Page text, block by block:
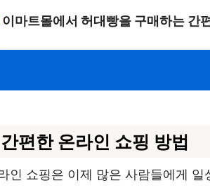
이마트몰에서 허대빵을 구매하는 간
간편한 온라인 쇼핑 방법
인 쇼핑은 이제 많은 사람들에게